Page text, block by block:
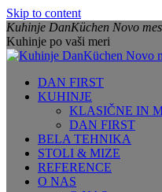
Skip to content
Kuhinje DanKüchen Novo
Kuhinje po vaši meri
DAN FIRST
KUHINJE
KLASIČNE IN
DAN FIRST
BELA TEHNIKA
STOLI & MIZE
REFERENCE
O NAS